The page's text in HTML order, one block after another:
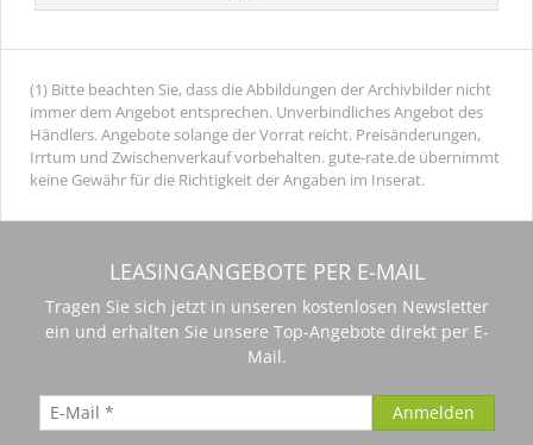
(1) Bitte beachten Sie, dass die Abbildungen der Archivbilder nicht
immer dem Angebot entsprechen. Unverbindliches Angebot des
Händlers. Angebote solange der Vorrat reicht. Preisänderungen,
Irrtum und Zwischenverkauf vorbehalten. gute-rate.de übernimmt
keine Gewähr für die Richtigkeit der Angaben im Inserat.
LEASINGANGEBOTE PER E-MAIL
Tragen Sie sich jetzt in unseren kostenlosen Newsletter
ein und erhalten Sie unsere Top-Angebote direkt per E-
Mail.